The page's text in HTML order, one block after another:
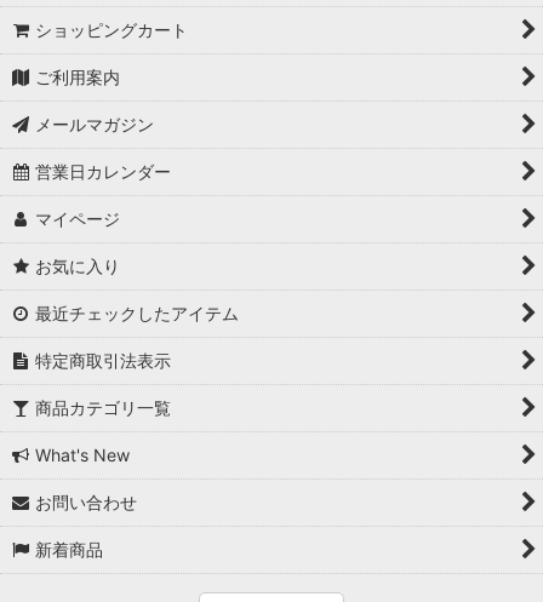
ショッピングカート
ご利用案内
メールマガジン
営業日カレンダー
マイページ
お気に入り
最近チェックしたアイテム
特定商取引法表示
商品カテゴリ一覧
What's New
お問い合わせ
新着商品